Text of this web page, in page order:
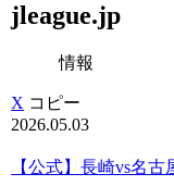
jleague.jp
情報
X コピー
2026.05.03
【公式】長崎vs名